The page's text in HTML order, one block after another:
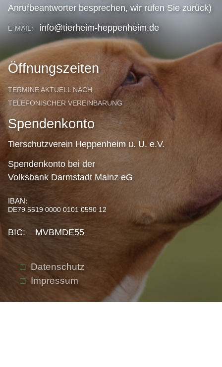
Anrufbeantworter besprechen, wir rufen Sie zurück)
E-MAIL: info@tierheim-heppenheim.de
Öffnungszeiten
TERMINE AKTUELL NACH
TELEFONISCHER VEREINBARUNG
Spendenkonto
Tierschutzverein Heppenheim u. U. e.V.
Spendenkonto bei der
Volksbank Darmstadt Mainz eG
IBAN:
DE79 5519 0000 0101 0590 12
BIC: MVBMDE55
Datenschutz
Impressum